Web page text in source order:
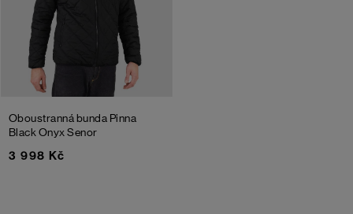
Oboustranná bunda Pinna
Black Onyx Senor
3 998 Kč